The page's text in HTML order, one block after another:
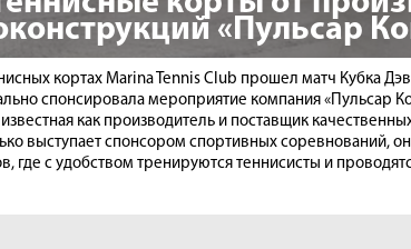
«Пульсар
кортах Marina Tennis Club прошел матч Кубка
спонсировала мероприятие компания «Пульсар
известная как производитель и поставщик
выступает спонсором спортивных соревнований,
где с удобством тренируются теннисисты и